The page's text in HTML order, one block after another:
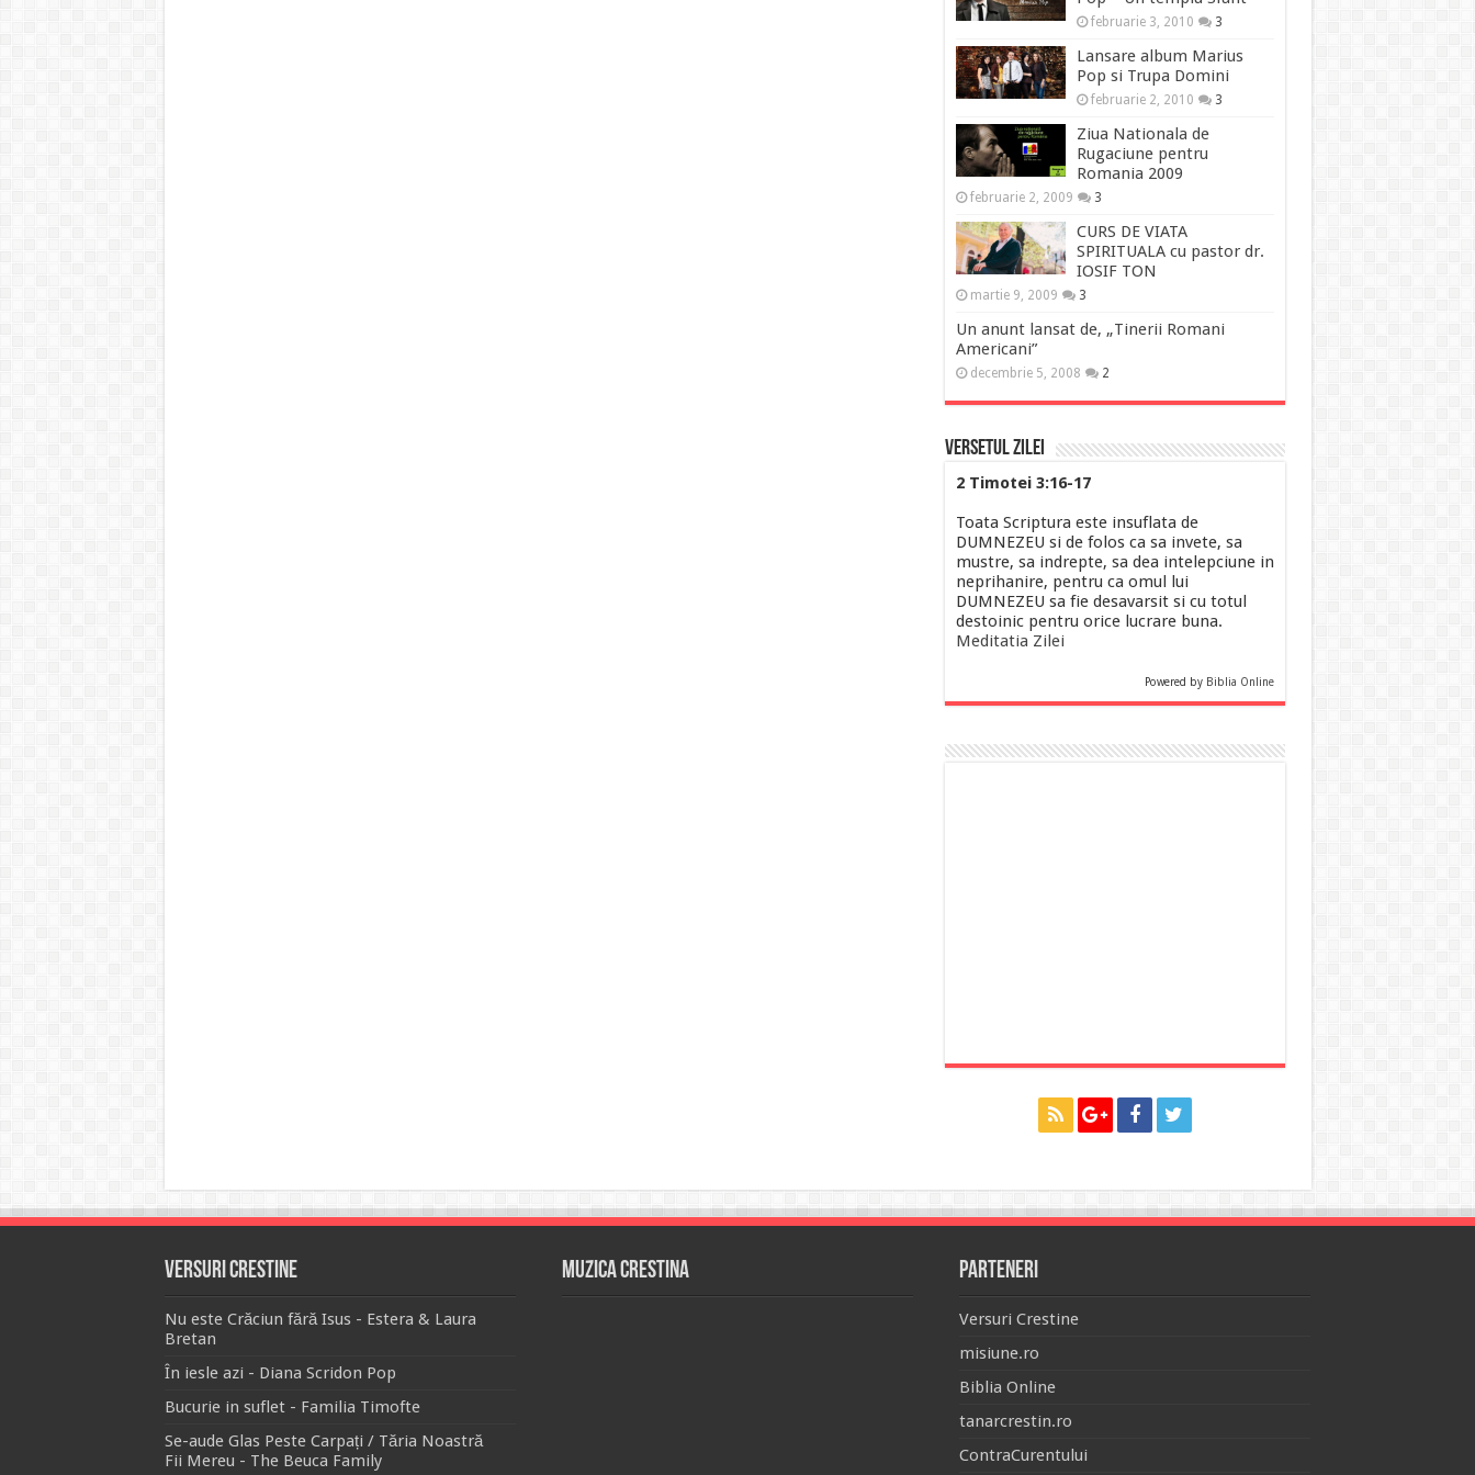
februarie 3, 2010 3
Lansare album Marius
Pop si Trupa Domini
februarie 2, 2010 3
Ziua Nationala de
Rugaciune pentru
Romania 2009
februarie 2, 2009 3
CURS DE VIATA
SPIRITUALA cu pastor dr.
IOSIF TON
martie 9, 2009 3
Un anunt lansat de, „Tinerii Romani
Americani”
decembrie 5, 2008 2
Versetul Zilei
2 Timotei 3:16-17
Toata Scriptura este insuflata de
DUMNEZEU si de folos ca sa invete, sa
mustre, sa indrepte, sa dea intelepciune in
neprihanire, pentru ca omul lui
DUMNEZEU sa fie desavarsit si cu totul
destoinic pentru orice lucrare buna.
Meditatia Zilei
Powered by Biblia Online
Versuri Crestine
Nu este Crăciun fără Isus - Estera & Laura
Bretan
În iesle azi - Diana Scridon Pop
Bucurie in suflet - Familia Timofte
Se-aude Glas Peste Carpați / Tăria Noastră
Fii Mereu - The Beuca Family
Muzica Crestina Parteneri
Versuri Crestine
misiune.ro
Biblia Online
tanarcrestin.ro
ContraCurentului